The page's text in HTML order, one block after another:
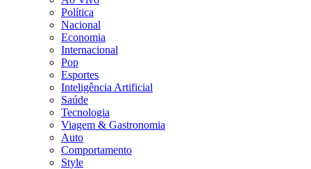
Política
Nacional
Economia
Internacional
Pop
Esportes
Inteligência Artificial
Saúde
Tecnologia
Viagem & Gastronomia
Auto
Comportamento
Style